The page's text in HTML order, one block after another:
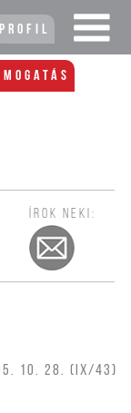
Profil
ÍROK NEKI:
10. 28. (IX/43)